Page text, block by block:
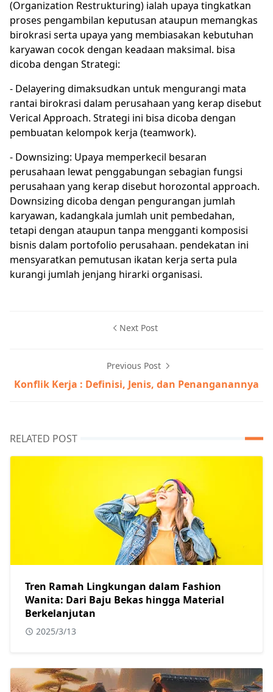
(Organization Restrukturing) ialah upaya tingkatkan
proses pengambilan keputusan ataupun memangkas
birokrasi serta upaya yang membiasakan kebutuhan
karyawan cocok dengan keadaan maksimal. bisa
dicoba dengan Strategi:
- Delayering dimaksudkan untuk mengurangi mata
rantai birokrasi dalam perusahaan yang kerap disebut
Verical Approach. Strategi ini bisa dicoba dengan
pembuatan kelompok kerja (teamwork).
- Downsizing: Upaya memperkecil besaran
perusahaan lewat penggabungan sebagian fungsi
perusahaan yang kerap disebut horozontal approach.
Downsizing dicoba dengan pengurangan jumlah
karyawan, kadangkala jumlah unit pembedahan,
tetapi dengan ataupun tanpa mengganti komposisi
bisnis dalam portofolio perusahaan. pendekatan ini
mensyaratkan pemutusan ikatan kerja serta pula
kurangi jumlah jenjang hirarki organisasi.
Next Post
Previous Post
Konflik Kerja : Definisi, Jenis, dan Penanganannya
RELATED POST
Tren Ramah Lingkungan dalam Fashion
Wanita: Dari Baju Bekas hingga Material
Berkelanjutan
2025/3/13